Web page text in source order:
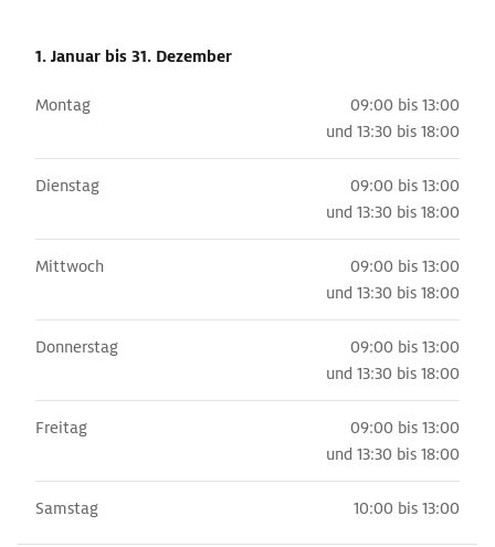
1. Januar bis 31. Dezember
Montag
09:00 bis 13:00
und 13:30 bis 18:00
Dienstag
09:00 bis 13:00
und 13:30 bis 18:00
Mittwoch
09:00 bis 13:00
und 13:30 bis 18:00
Donnerstag
09:00 bis 13:00
und 13:30 bis 18:00
Freitag
09:00 bis 13:00
und 13:30 bis 18:00
Samstag 10:00 bis 13:00